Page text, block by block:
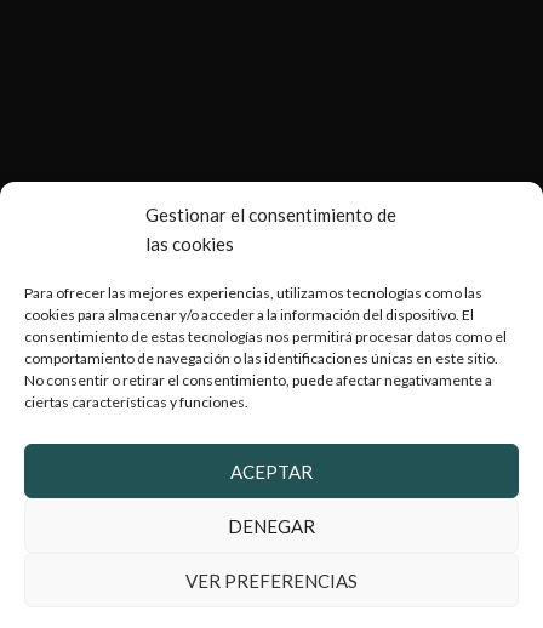
Gestionar el consentimiento de
las cookies
Para ofrecer las mejores experiencias, utilizamos tecnologías como las
cookies para almacenar y/o acceder a la información del dispositivo. El
consentimiento de estas tecnologías nos permitirá procesar datos como el
comportamiento de navegación o las identificaciones únicas en este sitio.
No consentir o retirar el consentimiento, puede afectar negativamente a
ciertas características y funciones.
ACEPTAR
DENEGAR
VER PREFERENCIAS
Copyright © 2026 Armería Serrano |Desarrollado por
WebToSell